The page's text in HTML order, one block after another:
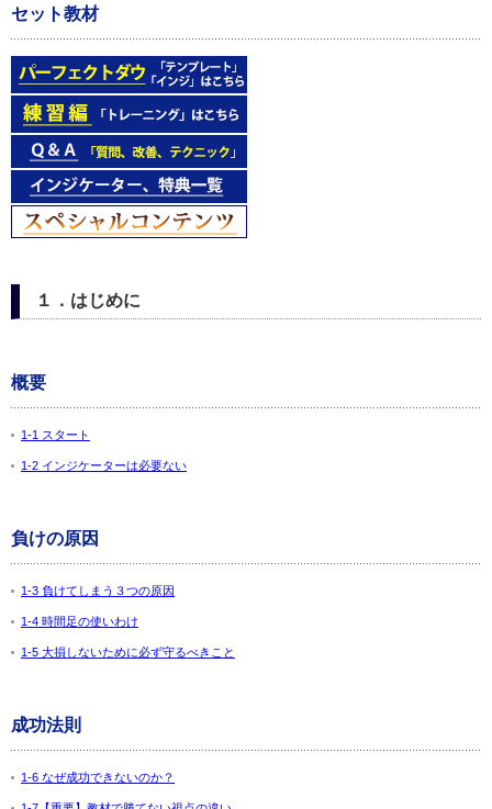
セット教材
１．はじめに
概要
1-1 スタート
1-2 インジケーターは必要ない
負けの原因
1-3 負けてしまう３つの原因
1-4 時間足の使いわけ
1-5 大損しないために必ず守るべきこと
成功法則
1-6 なぜ成功できないのか？